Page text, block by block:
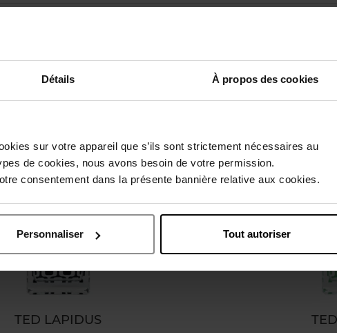
Détails À propos des cookies
sur votre appareil que s’ils sont strictement nécessaires au
de cookies, nous avons besoin de votre permission.
consentement dans la présente bannière relative aux cookies.
Personnaliser Tout autoriser
aimerez peut-être
TED LAPIDUS